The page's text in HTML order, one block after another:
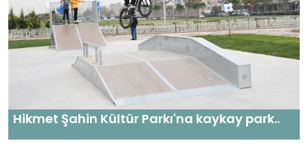
Hikmet Şahin Kültür Parkı'na kaykay park..